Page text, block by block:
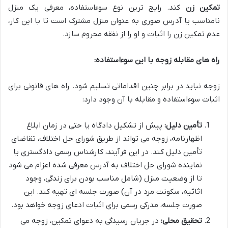
تمکین زن کند. رایج ترین نوع سوءاستفاده، معرفی یک منزل
نامناسب یا آدرس صوری به عنوان منزل مشترک است تا با این کار،
عدم تمکین زن را اثبات و او را از نفقه محروم سازد.
راه های مقابله زوجه با این سوءاستفاده:
زوجه نباید در برابر چنین اقداماتی تسلیم شود. راه های قانونی برای
اثبات سوءاستفاده و مقابله با آن وجود دارد:
تأمین دلیل: پیش از تشکیل دادگاه یا حتی در زمان ابلاغ
اظهارنامه، زوجه می تواند از طریق شورای حل اختلاف، تقاضای
تأمین دلیل کند. در این فرآیند، کارشناس رسمی دادگستری یا
نماینده شورای حل اختلاف به آدرس معرفی شده اعزام می شود
تا از وضعیت منزل (شامل مناسب بودن برای زندگی، وجود
اثاثیه، سکونت مرد در آن) صورت جلسه ای تهیه کند. این
صورت جلسه، مدرکی رسمی برای اثبات ادعای زوجه خواهد بود.
تحقیق محلی: در جریان رسیدگی به دعوای تمکین، زوجه می